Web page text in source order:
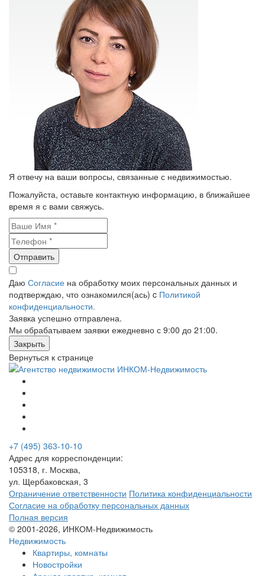
Я отвечу на ваши вопросы, связанные с недвижимостью.
Пожалуйста, оставьте контактную информацию, в ближайшее
время я с вами свяжусь.
Отправить
Даю Согласие на обработку моих персональных данных и
подтверждаю, что ознакомился(ась) c Политикой
конфиденциальности.
Заявка успешно отправлена.
Мы обрабатываем заявки ежедневно с 9:00 до 21:00.
Закрыть
Вернуться к странице
+7 (495) 363-10-10
Адрес для корреспонденции:
105318, г. Москва,
ул. Щербаковская, 3
Ограничение ответственности Политика конфиденциальности
Согласие на обработку персональных данных
Полная версия
© 2001-2026, ИНКОМ-Недвижимость
Недвижимость
Квартиры, комнаты
Новостройки